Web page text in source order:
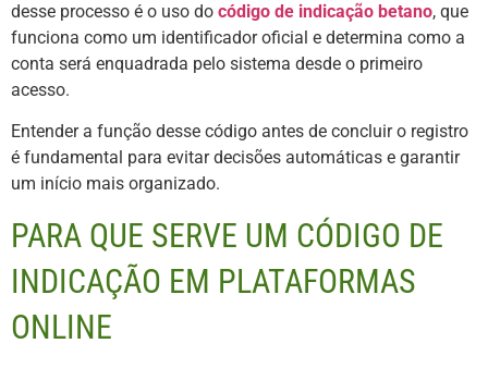
desse processo é o uso do código de indicação betano, que
funciona como um identificador oficial e determina como a
conta será enquadrada pelo sistema desde o primeiro
acesso.
Entender a função desse código antes de concluir o registro
é fundamental para evitar decisões automáticas e garantir
um início mais organizado.
PARA QUE SERVE UM CÓDIGO DE
INDICAÇÃO EM PLATAFORMAS
ONLINE